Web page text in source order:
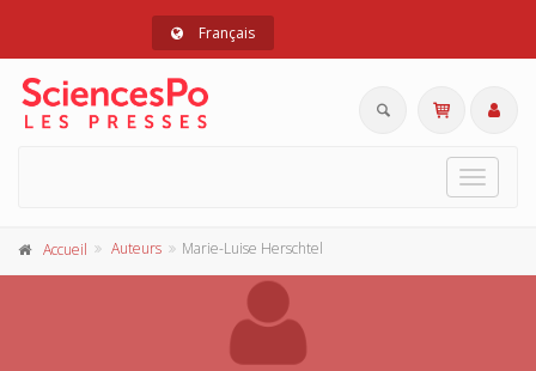
Français
Toggle
Accueil Auteurs Marie-Luise Herschtel